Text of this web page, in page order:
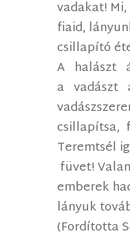
vadakat!
fiaid,
csillapító
A halászt
a vadászt
Teremtsél
füvet!
emberek
lányuk
(Fordította